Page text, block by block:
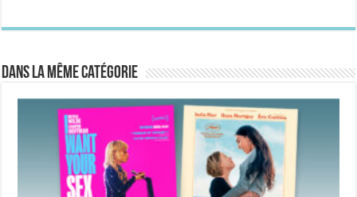
Dans la même catégorie